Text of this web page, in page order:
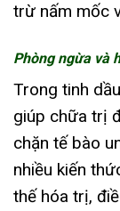
trừ nấm mốc
Phòng ngừa và
Trong tinh
giúp chữa trị
chặn tế bào
nhiều kiến
thế hóa trị,